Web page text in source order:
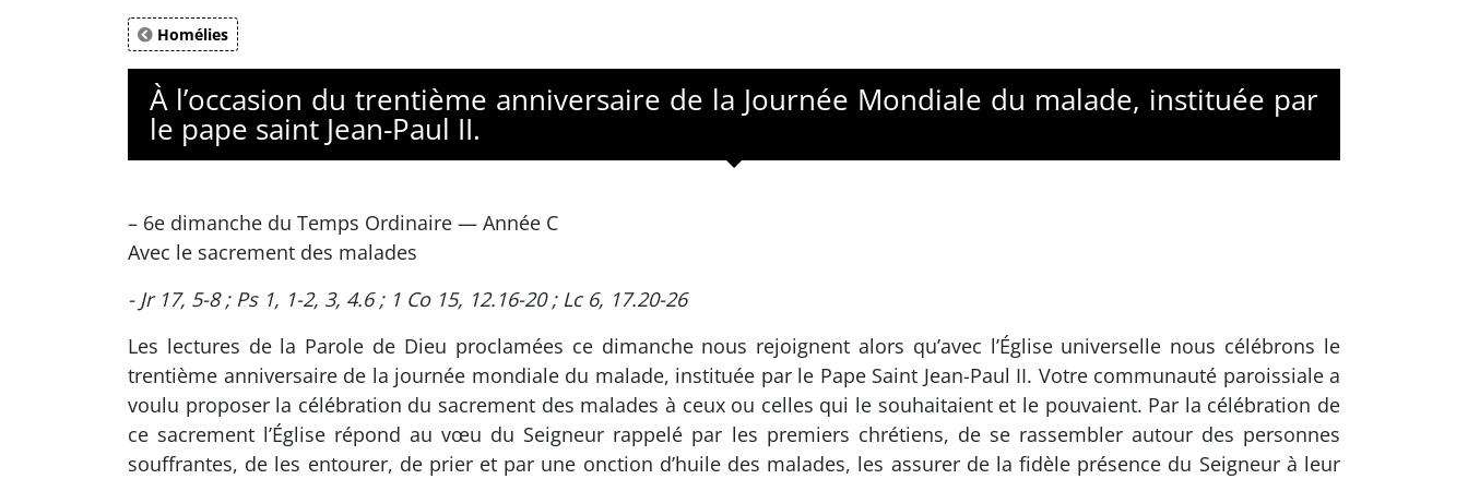
Homélies
À l’occasion du trentième anniversaire de la Journée Mondiale du malade, instituée par
le pape saint Jean-Paul II.
– 6e dimanche du Temps Ordinaire — Année C
Avec le sacrement des malades
- Jr 17, 5-8 ; Ps 1, 1-2, 3, 4.6 ; 1 Co 15, 12.16-20 ; Lc 6, 17.20-26
Les lectures de la Parole de Dieu proclamées ce dimanche nous rejoignent alors qu’avec l’Église universelle nous célébrons le
trentième anniversaire de la journée mondiale du malade, instituée par le Pape Saint Jean-Paul II. Votre communauté paroissiale a
voulu proposer la célébration du sacrement des malades à ceux ou celles qui le souhaitaient et le pouvaient. Par la célébration de
ce sacrement l’Église répond au vœu du Seigneur rappelé par les premiers chrétiens, de se rassembler autour des personnes
souffrantes, de les entourer, de prier et par une onction d’huile des malades, les assurer de la fidèle présence du Seigneur à leur